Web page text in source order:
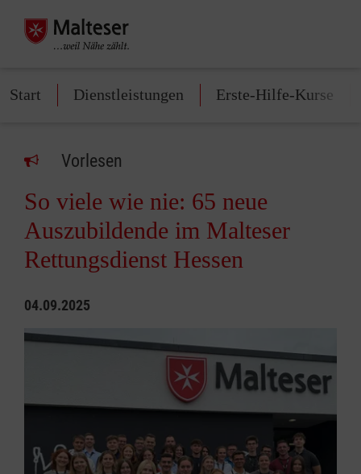
Start Dienstleistungen Erste-Hilfe-Kurse
Vorlesen
So viele wie nie: 65 neue
Auszubildende im Malteser
Rettungsdienst Hessen
04.09.2025